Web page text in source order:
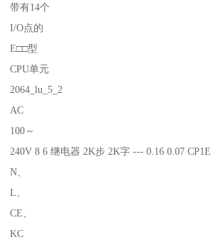
带有14个
I/O点的
E□□型
CPU单元
2064_lu_5_2
AC
100～
240V 8 6 继电器 2K步 2K字 --- 0.16 0.07
N、
L、
CE、
KC